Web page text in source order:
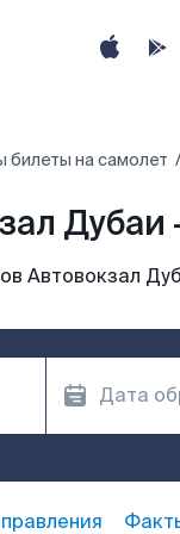
билеты на самолет
Автовокзал